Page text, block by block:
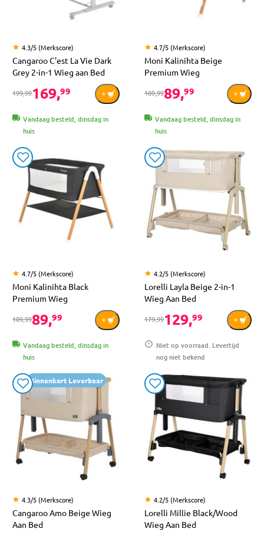
4.3/5 (Merkscore)
Cangaroo C'est La Vie Dark
Grey 2-in-1 Wieg aan Bed
199,99169,99
Vandaag besteld, dinsdag in
huis
4.7/5 (Merkscore)
Moni Kalinihta Beige
Premium Wieg
109,9989,99
Vandaag besteld, dinsdag in
huis
4.7/5 (Merkscore)
Moni Kalinihta Black
Premium Wieg
109,9989,99
Vandaag besteld, dinsdag in
huis
4.2/5 (Merkscore)
Lorelli Layla Beige 2-in-1
Wieg Aan Bed
179,99129,99
Niet op voorraad. Levertijd
nog niet bekend
Binnenkort Leverbaar
4.3/5 (Merkscore)
Cangaroo Amo Beige Wieg
Aan Bed
4.2/5 (Merkscore)
Lorelli Millie Black/Wood
Wieg Aan Bed